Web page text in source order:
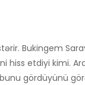
Bukingem
etdiyi kimi.
gördüyünü